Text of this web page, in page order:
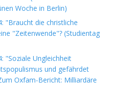
Woche in Berlin)
"Braucht die christliche
"Zeitenwende"? (Studientag
"Soziale Ungleichheit
und gefährdet
Oxfam-Bericht: Milliardäre